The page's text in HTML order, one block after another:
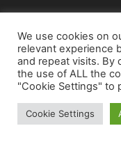
©
We use cookies on
relevant experience
and repeat visits. By
the use of ALL the
"Cookie Settings" to
Cookie Settings